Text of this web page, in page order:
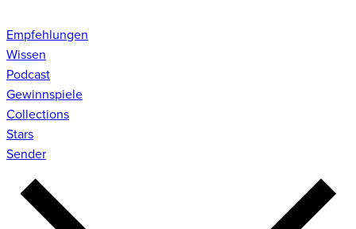
Empfehlungen
Wissen
Podcast
Gewinnspiele
Collections
Stars
Sender